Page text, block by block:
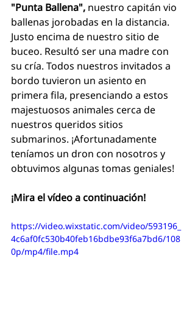
"Punta Ballena", nuestro capitán vio
ballenas jorobadas en la distancia.
Justo encima de nuestro sitio de
buceo. Resultó ser una madre con
su cría. Todos nuestros invitados a
bordo tuvieron un asiento en
primera fila, presenciando a estos
majestuosos animales cerca de
nuestros queridos sitios
submarinos. ¡Afortunadamente
teníamos un dron con nosotros y
obtuvimos algunas tomas geniales!
¡Mira el vídeo a continuación!
https://video.wixstatic.com/video/593196_
4c6af0fc530b40feb16bdbe93f6a7bd6/108
0p/mp4/file.mp4